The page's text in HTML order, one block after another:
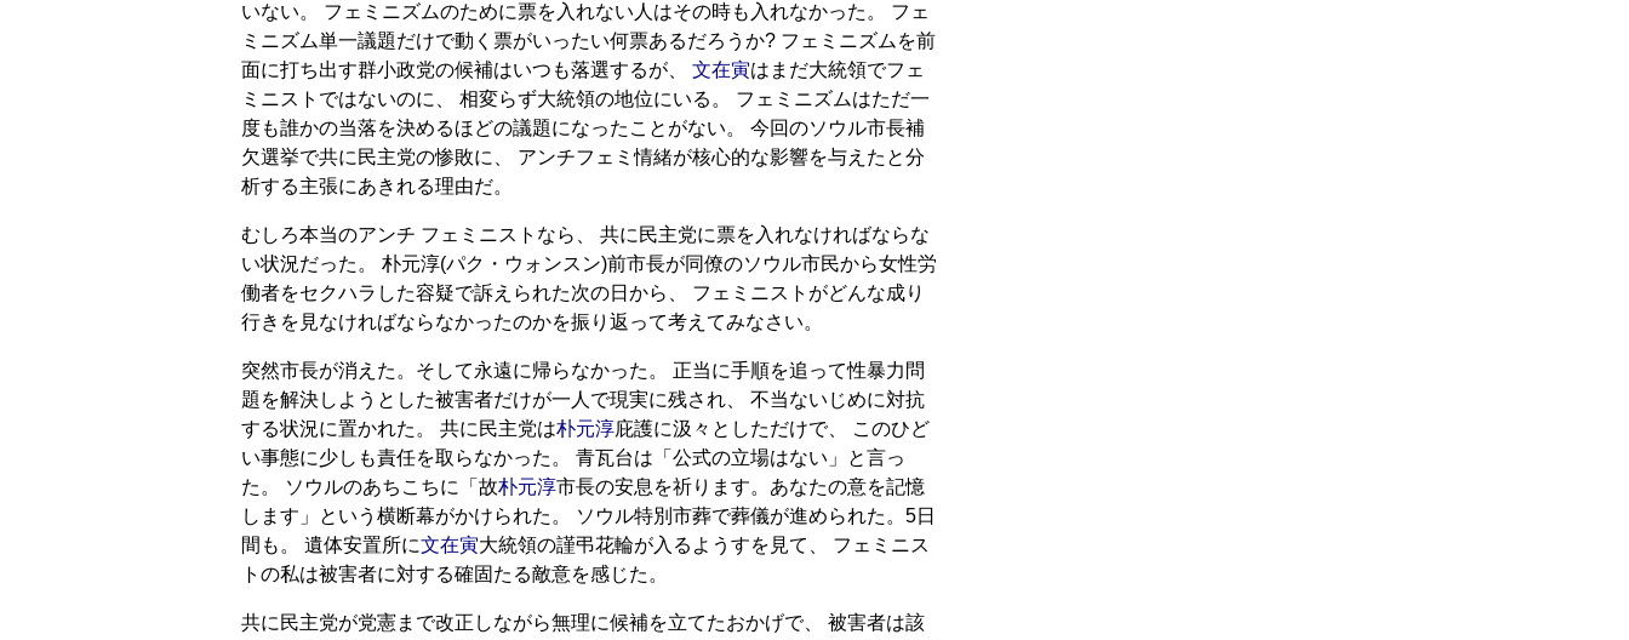
いない。 フェミニズムのために票を入れない人はその時も入れなかった。 フェ
ミニズム単一議題だけで動く票がいったい何票あるだろうか? フェミニズムを前
面に打ち出す群小政党の候補はいつも落選するが、文在寅はまだ大統領でフェ
ミニストではないのに、 相変らず大統領の地位にいる。 フェミニズムはただ一
度も誰かの当落を決めるほどの議題になったことがない。 今回のソウル市長補
欠選挙で共に民主党の惨敗に、 アンチフェミ情緒が核心的な影響を与えたと分
析する主張にあきれる理由だ。
むしろ本当のアンチ フェミニストなら、 共に民主党に票を入れなければならな
い状況だった。 朴元淳(パク・ウォンスン)前市長が同僚のソウル市民から女性労
働者をセクハラした容疑で訴えられた次の日から、 フェミニストがどんな成り
行きを見なければならなかったのかを振り返って考えてみなさい。
突然市長が消えた。そして永遠に帰らなかった。 正当に手順を追って性暴力問
題を解決しようとした被害者だけが一人で現実に残され、 不当ないじめに対抗
する状況に置かれた。 共に民主党は朴元淳庇護に汲々としただけで、 このひど
い事態に少しも責任を取らなかった。 青瓦台は「公式の立場はない」と言っ
た。 ソウルのあちこちに「故朴元淳市長の安息を祈ります。あなたの意を記憶
します」という横断幕がかけられた。 ソウル特別市葬で葬儀が進められた。5日
間も。 遺体安置所に文在寅大統領の謹弔花輪が入るようすを見て、 フェミニス
トの私は被害者に対する確固たる敵意を感じた。
共に民主党が党憲まで改正しながら無理に候補を立てたおかげで、 被害者は該